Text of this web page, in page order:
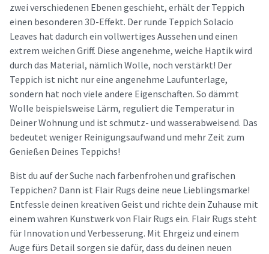
zwei verschiedenen Ebenen geschieht, erhält der Teppich
einen besonderen 3D-Effekt. Der runde Teppich Solacio
Leaves hat dadurch ein vollwertiges Aussehen und einen
extrem weichen Griff. Diese angenehme, weiche Haptik wird
durch das Material, nämlich Wolle, noch verstärkt! Der
Teppich ist nicht nur eine angenehme Laufunterlage,
sondern hat noch viele andere Eigenschaften. So dämmt
Wolle beispielsweise Lärm, reguliert die Temperatur in
Deiner Wohnung und ist schmutz- und wasserabweisend. Das
bedeutet weniger Reinigungsaufwand und mehr Zeit zum
Genießen Deines Teppichs!
Bist du auf der Suche nach farbenfrohen und grafischen
Teppichen? Dann ist Flair Rugs deine neue Lieblingsmarke!
Entfessle deinen kreativen Geist und richte dein Zuhause mit
einem wahren Kunstwerk von Flair Rugs ein. Flair Rugs steht
für Innovation und Verbesserung. Mit Ehrgeiz und einem
Auge fürs Detail sorgen sie dafür, dass du deinen neuen